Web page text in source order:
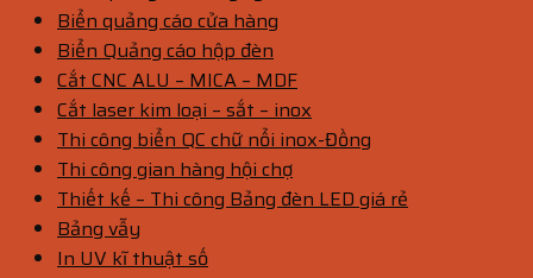
Biển quảng cáo cửa hàng
Biển Quảng cáo hộp đèn
Cắt CNC ALU – MICA – MDF
Cắt laser kim loại – sắt – inox
Thi công biển QC chữ nổi inox-Đồng
Thi công gian hàng hội chợ
Thiết kế – Thi công Bảng đèn LED giá rẻ
Bảng vẫy
In UV kĩ thuật số